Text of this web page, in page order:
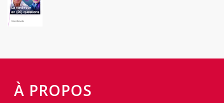
À PROPOS